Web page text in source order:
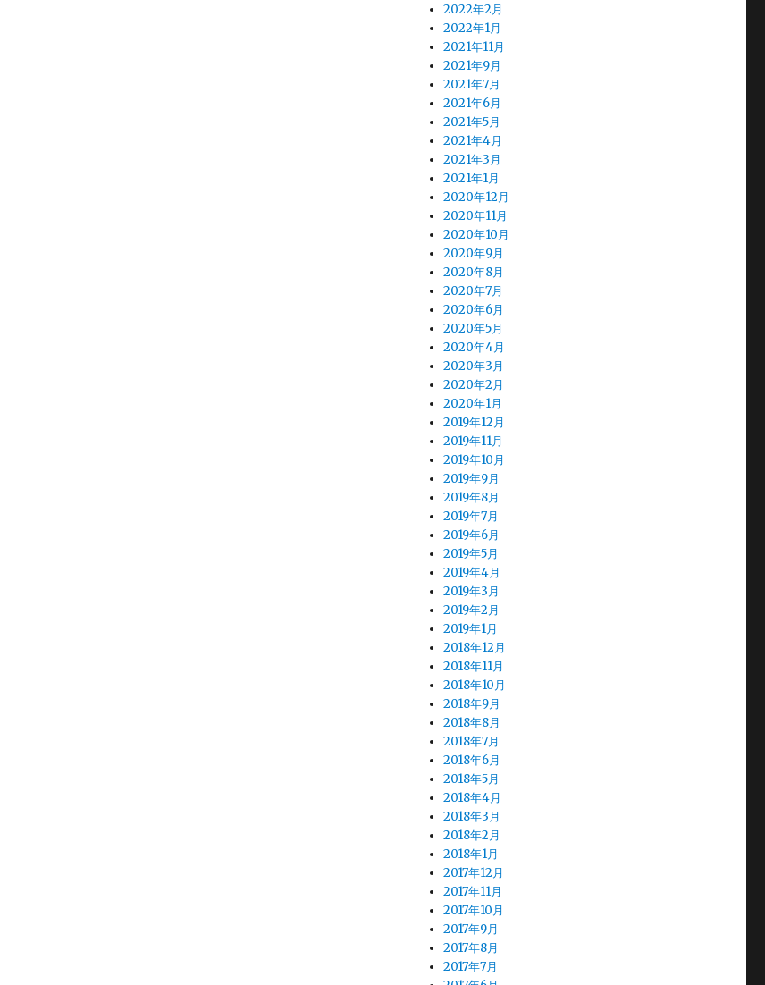
2022年2月
2022年1月
2021年11月
2021年9月
2021年7月
2021年6月
2021年5月
2021年4月
2021年3月
2021年1月
2020年12月
2020年11月
2020年10月
2020年9月
2020年8月
2020年7月
2020年6月
2020年5月
2020年4月
2020年3月
2020年2月
2020年1月
2019年12月
2019年11月
2019年10月
2019年9月
2019年8月
2019年7月
2019年6月
2019年5月
2019年4月
2019年3月
2019年2月
2019年1月
2018年12月
2018年11月
2018年10月
2018年9月
2018年8月
2018年7月
2018年6月
2018年5月
2018年4月
2018年3月
2018年2月
2018年1月
2017年12月
2017年11月
2017年10月
2017年9月
2017年8月
2017年7月